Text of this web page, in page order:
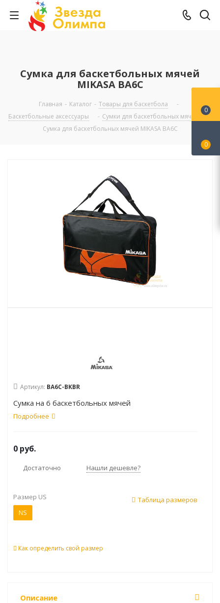
Сумка для баскетбольных мячей
MIKASA BA6C
Главная - Каталог - Товары для баскетбола
-
Баскетбольные аксессуары
- Сумки для баскетбольных мячей
-
Сумка для баскетбольных мячей MIKASA BA6C
Артикул: BA6C-BKBR
Сумка на 6 баскетбольных мячей
Подробнее
0 руб.
Достаточно Нашли дешевле?
Таблица размеров
Размер US
NS
Как определить свой размер
Описание
0
0